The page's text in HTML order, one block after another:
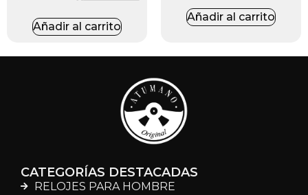
Añadir al carrito
Añadir al carrito
CATEGORÍAS DESTACADAS
RELOJES PARA HOMBRE